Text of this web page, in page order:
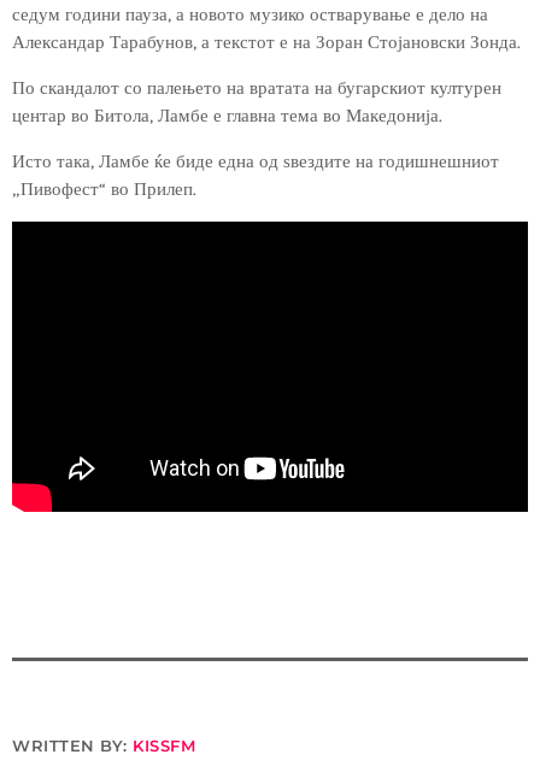
седум години пауза, а новото музико остварување е дело на
Александар Тарабунов, а текстот е на Зоран Стојановски Зонда.
По скандалот со палењето на вратата на бугарскиот културен
центар во Битола, Ламбе е главна тема во Македонија.
Исто така, Ламбе ќе биде една од ѕвездите на годишнешниот
„Пивофест“ во Прилеп.
WRITTEN BY: KISSFM